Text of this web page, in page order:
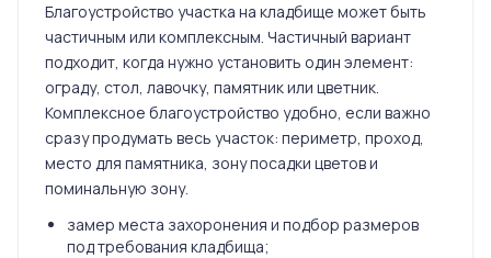
Благоустройство участка на кладбище может быть
частичным или комплексным. Частичный вариант
подходит, когда нужно установить один элемент:
ограду, стол, лавочку, памятник или цветник.
Комплексное благоустройство удобно, если важно
сразу продумать весь участок: периметр, проход,
место для памятника, зону посадки цветов и
поминальную зону.
замер места захоронения и подбор размеров
под требования кладбища;